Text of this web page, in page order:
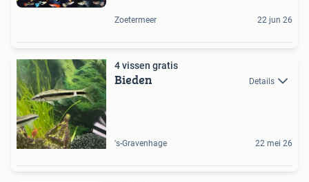
Zoetermeer 22 jun 26
4 vissen gratis
Bieden Details
's-Gravenhage 22 mei 26